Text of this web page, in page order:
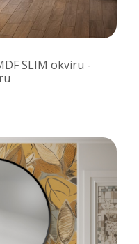
SLIM okviru -